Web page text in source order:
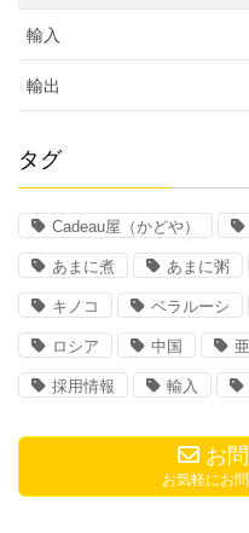
輸入
輸出
タグ
Cadeau屋（かどや）
あまに煮 あまに粥
キノコ ベラルーシ
ロシア 中国
採用情報 輸入
お
お気軽にお